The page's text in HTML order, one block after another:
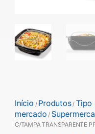
Início / Produtos/ Tipo
mercado /
C/TAMPA TRANSPARENTE